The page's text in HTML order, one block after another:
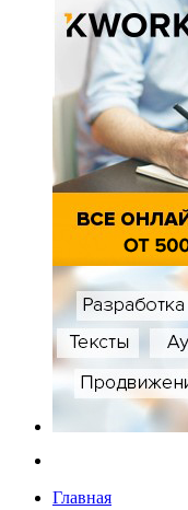
Главная